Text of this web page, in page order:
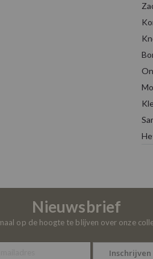
Nieuwsbrief
op de hoogte te blijven over onze
Inschrijven